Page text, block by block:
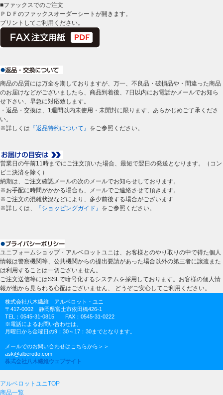
■ファックスでのご注文
ＰＤＦのファックスオーダーシートが開きます。
プリントしてご利用ください。
商品の品質には万全を期しておりますが、万一、不良品・破損品や・間違った商品
のお届けなどがございましたら、商品到着後、7日以内にお電話かメールでお知ら
せ下さい、早急に対応致します。
・返品・交換は、1週間以内未使用・未開封に限ります、あらかじめご了承くださ
い。
※詳しくは 『返品特約について』 をご参照ください。
営業日の午前11時までにご注文頂いた場合、最短で翌日の発送となります。（コン
ビニ決済を除く）
納期は、ご注文確認メールの次のメールでお知らせしております。
※お手配に時間がかかる場合も、メールでご連絡させて頂きます。
※ご注文の混雑状況などにより、多少前後する場合がございます
※詳しくは、
『ショッピングガイド』 をご参照ください。
ユニフォームショップ・アルベロットユニは、お客様とのやり取りの中で得た個人
情報は警察機関等、公共機関からの提出要請があった場合以外の第三者に譲渡また
は利用することは一切ございません。
ご注文送信等にはSSLで暗号化するシステムを採用しております。お客様の個人情
報が他から見られる心配はございません、 どうぞご安心してご利用ください。
株式会社八木繊維 アルベロット・ユニ
〒417-0002 静岡県富士市依田橋426-1
TEL：0545-31-0815 FAX：0545-31-0222
※電話によるお問い合わせは、
月曜日から金曜日の9：30～17：30までとなります。
メールでのお問い合わせはこちらから＞＞
ask@alberotto.com
株式会社八木繊維ウェブサイト
アルベロットユニTOP
商品一覧